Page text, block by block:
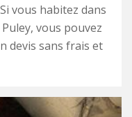
vous habitez dans
vous pouvez
devis sans frais et